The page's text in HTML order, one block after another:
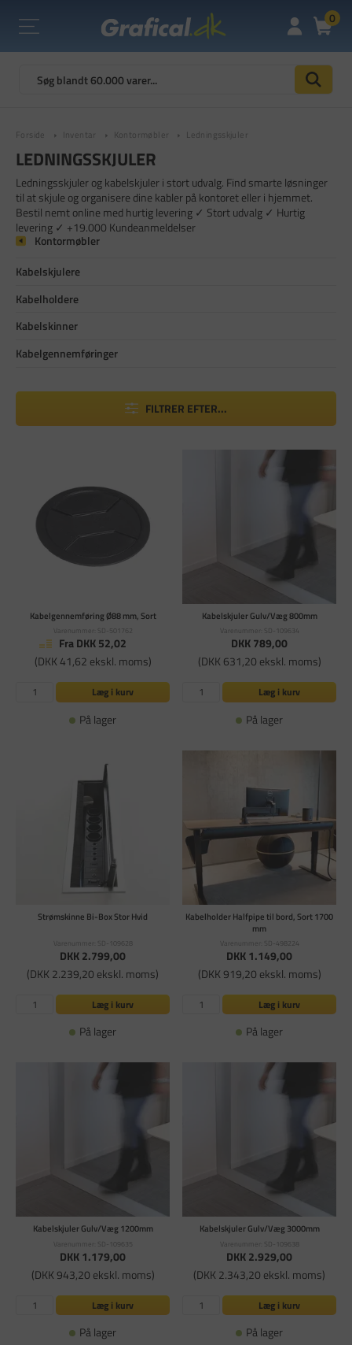
0
Forside Inventar Kontormøbler Ledningsskjuler
LEDNINGSSKJULER
Ledningsskjuler og kabelskjuler i stort udvalg. Find smarte løsninger
til at skjule og organisere dine kabler på kontoret eller i hjemmet.
Bestil nemt online med hurtig levering ✓ Stort udvalg ✓ Hurtig
levering ✓ +19.000 Kundeanmeldelser
Kontormøbler
Kabelskjulere
Kabelholdere
Kabelskinner
Kabelgennemføringer
FILTRER EFTER...
Kabelgennemføring Ø88 mm, Sort
Varenummer: SD-501762
Fra DKK 52,02
(DKK 41,62 ekskl. moms)
Læg i kurv
På lager
Kabelskjuler Gulv/Væg 800mm
Varenummer: SD-109634
DKK 789,00
(DKK 631,20 ekskl. moms)
Læg i kurv
På lager
Strømskinne Bi-Box Stor Hvid
Varenummer: SD-109628
DKK 2.799,00
(DKK 2.239,20 ekskl. moms)
Læg i kurv
På lager
Kabelholder Halfpipe til bord, Sort 1700
mm
Varenummer: SD-498224
DKK 1.149,00
(DKK 919,20 ekskl. moms)
Læg i kurv
På lager
Kabelskjuler Gulv/Væg 1200mm
Varenummer: SD-109635
DKK 1.179,00
(DKK 943,20 ekskl. moms)
Læg i kurv
På lager
Kabelskjuler Gulv/Væg 3000mm
Varenummer: SD-109638
DKK 2.929,00
(DKK 2.343,20 ekskl. moms)
Læg i kurv
På lager